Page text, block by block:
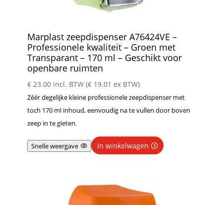
Marplast zeepdispenser A76424VE –
Professionele kwaliteit – Groen met
Transparant – 170 ml – Geschikt voor
openbare ruimten
€23.00 incl. BTW (€19.01 ex BTW)
Zéér degelijke kleine professionele zeepdispenser met
toch 170 ml inhoud, eenvoudig na te vullen door boven
zeep in te gieten.
Snelle weergave In winkelwagen